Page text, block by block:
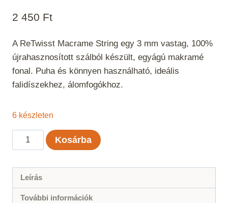
2 450 Ft
A ReTwisst Macrame String egy 3 mm vastag, 100%
újrahasznosított szálból készült, egyágú makramé
fonal. Puha és könnyen használható, ideális
falidíszekhez, álomfogókhoz.
6 készleten
ReTwisst
Macrame
mm
Kosárba
Leírás
További információk